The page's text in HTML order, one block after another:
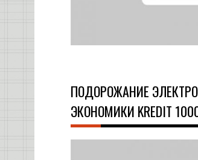
ПОДОРОЖАНИЕ
ЭКОНОМИКИ KREDIT